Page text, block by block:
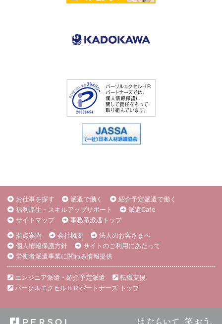
お仕事を探す 派遣で働く
紹介予定派遣で働く
福利厚生・スキルアップサポート
派遣Cafe
サイトマップ
事務系派遣トップ
拠点案内
会社概要
法人のお客さまへ
個人情報保護方針
サイトのご利用にあたって
労働者派遣事業に関わる情報提供
エンジニア派遣・紹介予定派遣
転職支援
パーソルエクセルＨＲパートナーズ トップ